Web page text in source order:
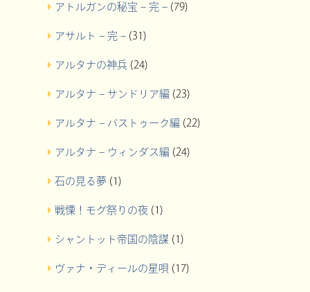
アトルガンの秘宝 – 完 –(79)
アサルト – 完 –(31)
アルタナの神兵(24)
アルタナ – サンドリア編 (23)
アルタナ – バストゥーク編 (22)
アルタナ – ウィンダス編 (24)
石の見る夢 (1)
戦慄！モグ祭りの夜(1)
シャントット帝国の陰謀(1)
ヴァナ・ディールの星唄 (17)